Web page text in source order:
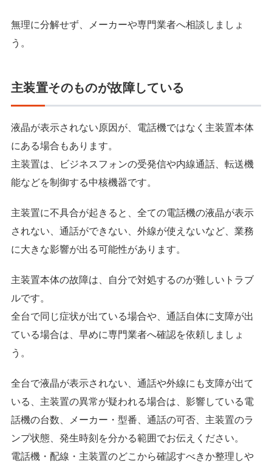
無理に分解せず、メーカーや専門業者へ相談しましょ
う。
主装置そのものが故障している
液晶が表示されない原因が、電話機ではなく主装置本体
にある場合もあります。
主装置は、ビジネスフォンの受発信や内線通話、転送機
能などを制御する中核機器です。
主装置に不具合が起きると、全ての電話機の液晶が表示
されない、通話ができない、外線が使えないなど、業務
に大きな影響が出る可能性があります。
主装置本体の故障は、自分で対処するのが難しいトラブ
ルです。
全台で同じ症状が出ている場合や、通話自体に支障が出
ている場合は、早めに専門業者へ確認を依頼しましょ
う。
全台で液晶が表示されない、通話や外線にも支障が出て
いる、主装置の異常が疑われる場合は、影響している電
話機の台数、メーカー・型番、通話の可否、主装置のラ
ンプ状態、発生時刻を分かる範囲でお伝えください。
電話機・配線・主装置のどこから確認すべきか整理しや